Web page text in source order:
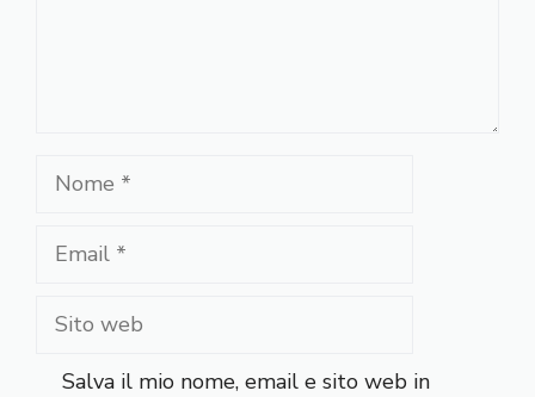
Nome
Email
Sito
Salva il mio nome, email e sito web in